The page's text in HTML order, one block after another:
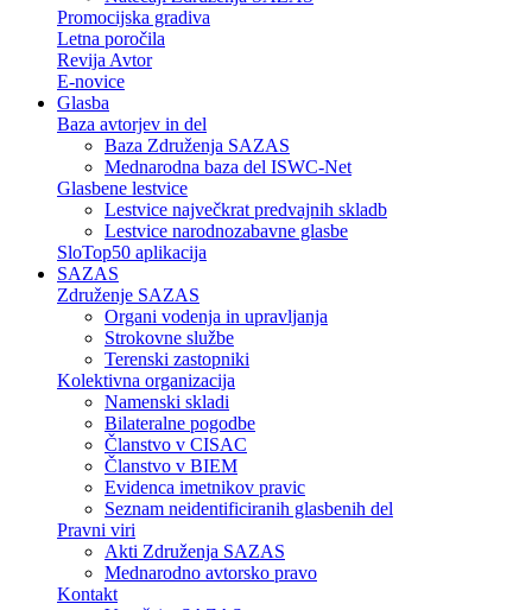
Promocijska gradiva
Letna poročila
Revija Avtor
E-novice
Glasba
Baza avtorjev in del
Baza Združenja SAZAS
Mednarodna baza del ISWC-Net
Glasbene lestvice
Lestvice največkrat predvajnih skladb
Lestvice narodnozabavne glasbe
SloTop50 aplikacija
SAZAS
Združenje SAZAS
Organi vodenja in upravljanja
Strokovne službe
Terenski zastopniki
Kolektivna organizacija
Namenski skladi
Bilateralne pogodbe
Članstvo v CISAC
Članstvo v BIEM
Evidenca imetnikov pravic
Seznam neidentificiranih glasbenih del
Pravni viri
Akti Združenja SAZAS
Mednarodno avtorsko pravo
Kontakt